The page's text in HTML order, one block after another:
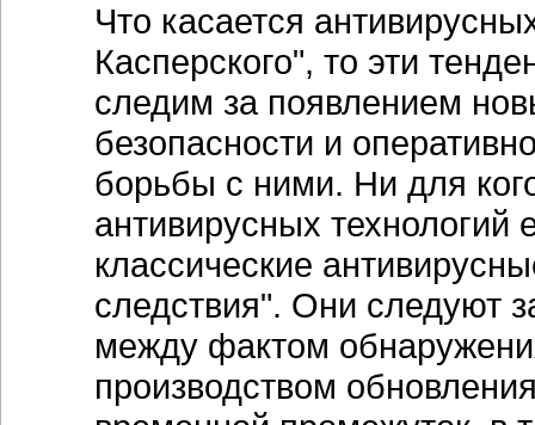
Что касается
Касперского", то эти
следим за появлением
безопасности и
борьбы с ними. Ни для
антивирусных технологий
классические
следствия". Они следуют
между фактом
производством